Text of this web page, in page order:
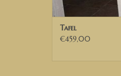
Tafel
€459,00